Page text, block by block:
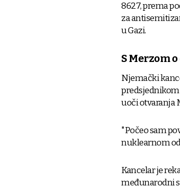
8627, prema
za
u Gazi.
S Merzom
Njemački
uoči otvaranja
"Počeo sam
nuklearnom
Kancelar je
međunarodni